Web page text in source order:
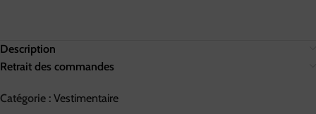
Description
Retrait des commandes
Catégorie : Vestimentaire